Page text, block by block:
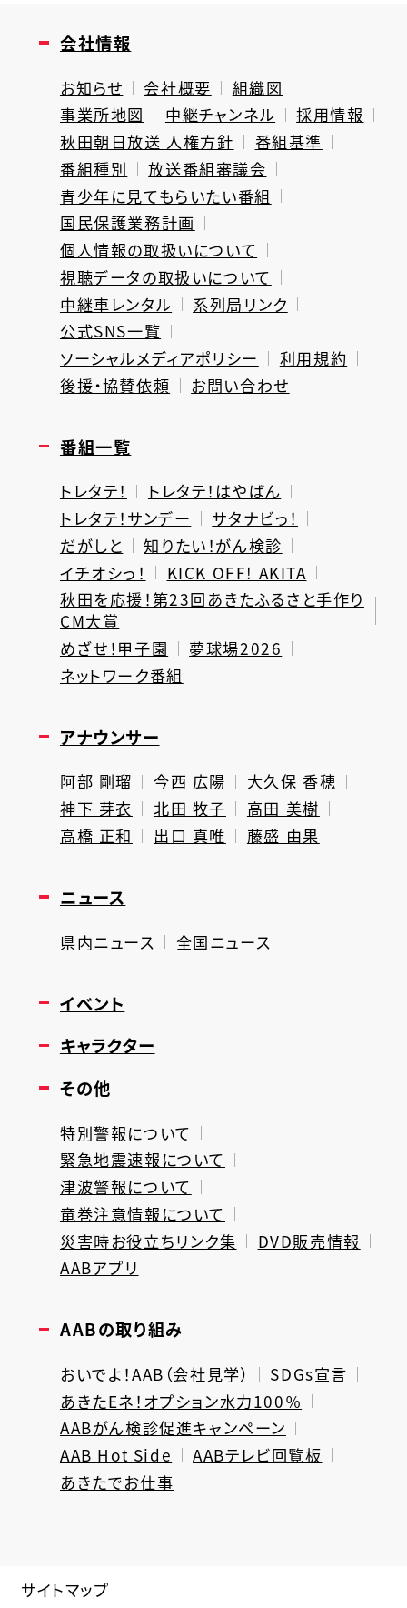
会社情報
お知らせ 会社概要
組織図
事業所地図
中継チャンネル
採用情報
秋田朝日放送 人権方針
番組基準
番組種別
放送番組審議会
青少年に見てもらいたい番組
国民保護業務計画
個人情報の取扱いについて
視聴データの取扱いについて
中継車レンタル
系列局リンク
公式SNS一覧
ソーシャルメディアポリシー
利用規約
後援・協賛依頼
お問い合わせ
番組一覧
トレタテ！
トレタテ！はやばん
トレタテ！サンデー
サタナビっ！
だがしと
知りたい！がん検診
イチオシっ！
KICK OFF! AKITA
秋田を応援！第23回あきたふるさと手作り
CM大賞
めざせ！甲子園
夢球場2026
ネットワーク番組
アナウンサー
阿部 剛瑠 今西 広陽
大久保 香穂
神下 芽衣
北田 牧子
高田 美樹
高橋 正和
出口 真唯 藤盛 由果
ニュース
県内ニュース 全国ニュース
イベント
キャラクター
その他
特別警報について
緊急地震速報について
津波警報について
竜巻注意情報について
災害時お役立ちリンク集
DVD販売情報
AABアプリ
AABの取り組み
おいでよ！AAB（会社見学）
SDGs宣言
あきたEネ！オプション水力100％
AABがん検診促進キャンペーン
AAB Hot Side
AABテレビ回覧板
あきたでお仕事
サイトマップ